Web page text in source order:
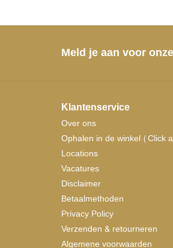
Meld je aan voor
Klantenservice
Over ons
Ophalen in de winkel (Click
Locations
Vacatures
Disclaimer
Betaalmethoden
Privacy Policy
Verzenden & retourneren
Algemene voorwaarden